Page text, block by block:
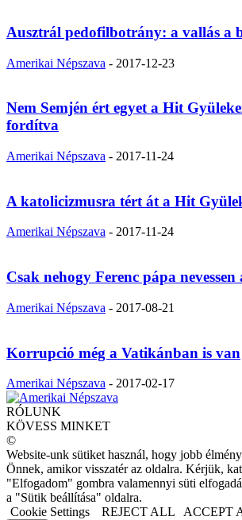
Ausztrál pedofilbotrány: a vallás a
Amerikai Népszava - 2017-12-23
Nem Semjén ért egyet a Hit
fordítva
Amerikai Népszava - 2017-11-24
A katolicizmusra tért át a Hit
Amerikai Népszava - 2017-11-24
Csak nehogy Ferenc pápa nevessen
Amerikai Népszava - 2017-08-21
Korrupció még a Vatikánban is van
Amerikai Népszava - 2017-02-17
RÓLUNK
KÖVESS MINKET
©
Website-unk sütiket használ, hogy jobb
Önnek, amikor visszatér az oldalra. Kérjük,
"Elfogadom" gombra valamennyi süti
a "Sütik beállítása" oldalra.
Cookie Settings
REJECT ALL ACCEPT